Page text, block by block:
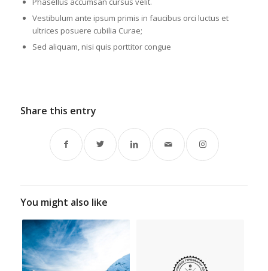
Vestibulum ante ipsum primis in faucibus orci luctus et
ultrices posuere cubilia Curae;
Sed aliquam, nisi quis porttitor congue
Share this entry
You might also like